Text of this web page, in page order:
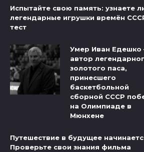
Испытайте свою память: узнаете
легендарные игрушки времён
тест
Умер Иван
автор
золотого паса,
принесшего
баскетбольной
сборной СССР
на Олимпиаде в
Мюнхене
Путешествие в будущее
Проверьте свои знания фильма